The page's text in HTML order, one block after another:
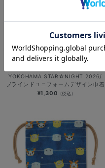
NEW
YOKOHAMA STAR☆NIGHT 2026/
ブラインドユニフォームデザイン巾着
¥1,300 (税込)